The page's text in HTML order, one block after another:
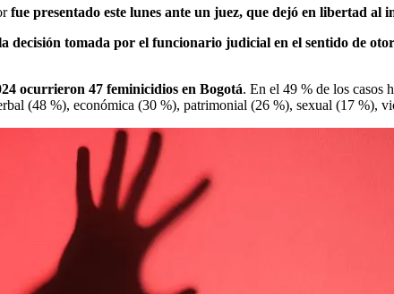
fue presentado este lunes ante un juez, que dejó en libertad
decisión tomada por el funcionario judicial en el sentido de
ocurrieron 47 feminicidios en Bogotá. En el 49 % de los casos
(48 %), económica (30 %), patrimonial (26 %), sexual (17 %),